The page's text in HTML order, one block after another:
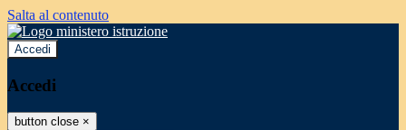
Salta al contenuto
Accedi
Accedi
button close ×